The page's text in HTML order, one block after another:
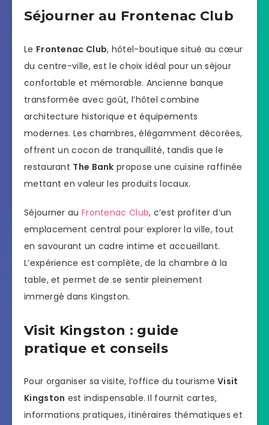
Séjourner au Frontenac Club
Le Frontenac Club, hôtel-boutique situé au cœur
du centre-ville, est le choix idéal pour un séjour
confortable et mémorable. Ancienne banque
transformée avec goût, l’hôtel combine
architecture historique et équipements
modernes. Les chambres, élégamment décorées,
offrent un cocon de tranquillité, tandis que le
restaurant The Bank propose une cuisine raffinée
mettant en valeur les produits locaux.
Séjourner au Frontenac Club, c’est profiter d’un
emplacement central pour explorer la ville, tout
en savourant un cadre intime et accueillant.
L’expérience est complète, de la chambre à la
table, et permet de se sentir pleinement
immergé dans Kingston.
Visit Kingston : guide
pratique et conseils
Pour organiser sa visite, l’office du tourismeVisit
Kingston est indispensable. Il fournit cartes,
informations pratiques, itinéraires thématiques et